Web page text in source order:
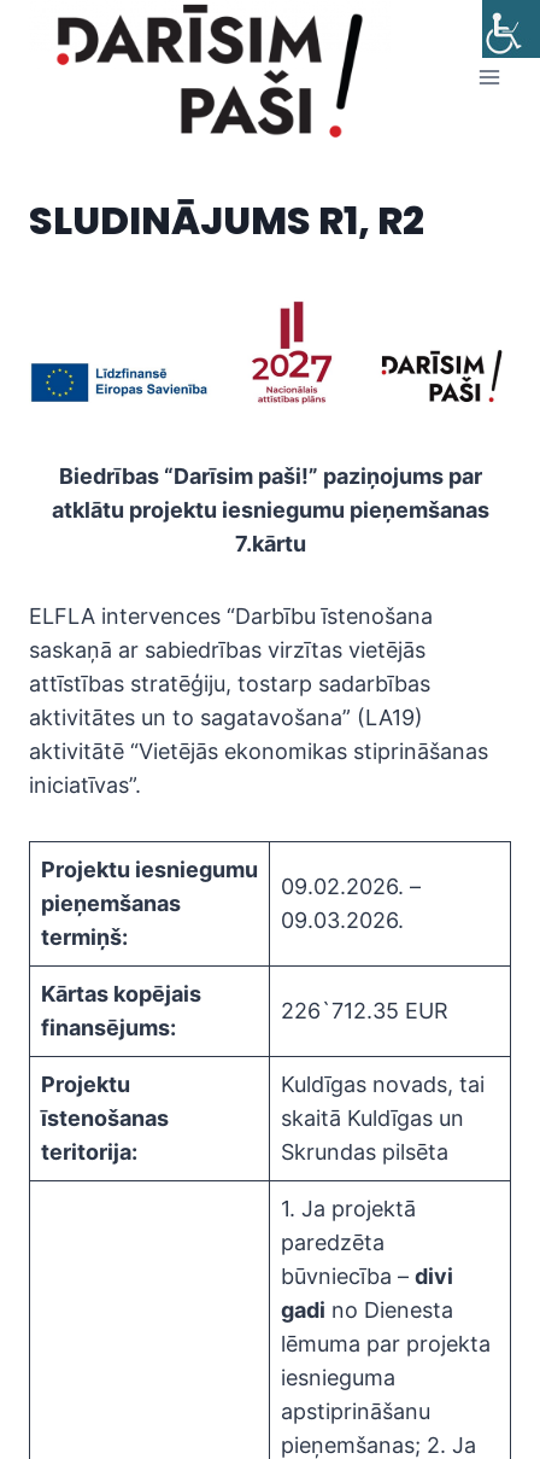
SLUDINĀJUMS R1, R2
Biedrības “Darīsim paši!” paziņojums par
atklātu projektu iesniegumu pieņemšanas
7.kārtu
ELFLA intervences “Darbību īstenošana
saskaņā ar sabiedrības virzītas vietējās
attīstības stratēģiju, tostarp sadarbības
aktivitātes un to sagatavošana” (LA19)
aktivitātē “Vietējās ekonomikas stiprināšanas
iniciatīvas”.
Projektu iesniegumu
pieņemšanas
termiņš:
09.02.2026. –
09.03.2026.
Kārtas kopējais
finansējums:
226`712.35 EUR
Projektu
īstenošanas
teritorija:
Kuldīgas novads, tai
skaitā Kuldīgas un
Skrundas pilsēta
1. Ja projektā
paredzēta
būvniecība – divi
gadi no Dienesta
lēmuma par projekta
iesnieguma
apstiprināšanu
pieņemšanas; 2. Ja